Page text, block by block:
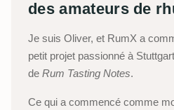
des amateurs de
Je suis Oliver, et RumX a
petit projet passionné à
de Rum Tasting Notes.
Ce qui a commencé comme